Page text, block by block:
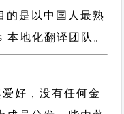
的是以中国人最熟
地化翻译团队。
好，没有任何金